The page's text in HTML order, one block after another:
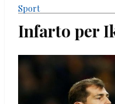
Sport
Infarto per